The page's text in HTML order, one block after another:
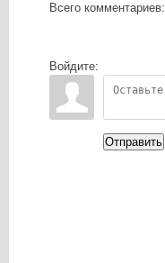
Всего комментариев:
Войдите:
Отправить